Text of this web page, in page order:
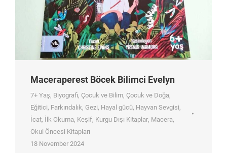
Maceraperest Böcek Bilimci Evelyn
7+ Yaş, Biyografi, Çocuk ve Bilim, Çocuk ve Doğa,
Eğitici, Farkındalık, Gezi, Hayal gücü, Hayvan Sevgisi,
İcat, İlk Okuma, Keşif, Kurgu Dışı Kitaplar, Macera,
Okul Öncesi Kitapları
18 November 2024